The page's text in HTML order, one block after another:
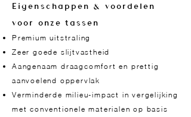
Eigenschappen & voordelen
voor onze tassen
Premium uitstraling
Zeer goede slijtvastheid
Aangenaam draagcomfort en prettig
aanvoelend oppervlak
Verminderde milieu-impact in vergelijking
met conventionele materialen op basis